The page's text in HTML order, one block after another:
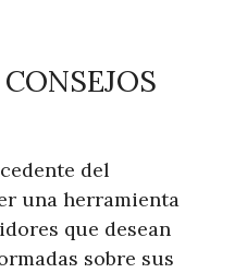
del
una herramienta
que desean
sobre sus